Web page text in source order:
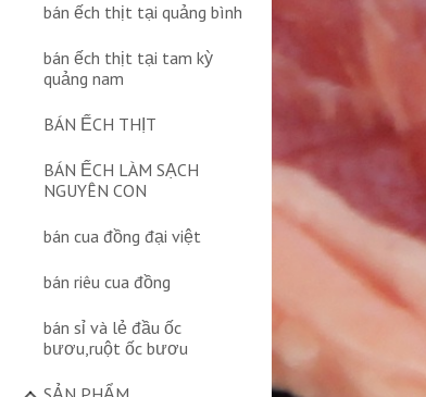
bán ếch thịt tại quảng bình
bán ếch thịt tại tam kỳ
quảng nam
BÁN ẾCH THỊT
BÁN ẾCH LÀM SẠCH
NGUYÊN CON
bán cua đồng đại việt
bán riêu cua đồng
bán sỉ và lẻ đầu ốc
bươu,ruột ốc bươu